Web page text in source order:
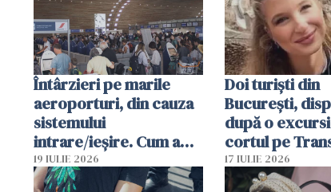
Întârzieri pe marile
aeroporturi, din cauza
sistemului
intrare/ieșire. Cum a
ajuns o femeie să fie
arestată în Cluj-Napoca
19 IULIE 2026
Doi turiști din
București,
după o
cortul pe
Poliția și
17 IULIE 2026